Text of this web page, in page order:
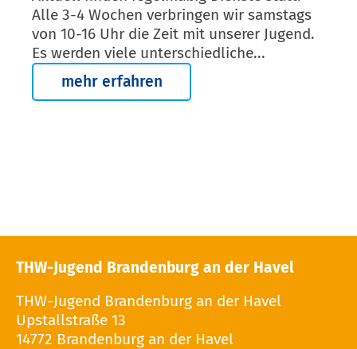
Alle 3-4 Wochen verbringen wir samstags
von 10-16 Uhr die Zeit mit unserer Jugend.
Es werden viele unterschiedliche...
mehr erfahren
THW-Jugend Brandenburg an der Havel
THW-Jugend Brandenburg an der Havel
Upstallstraße 13
14772 Brandenburg an der Havel